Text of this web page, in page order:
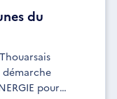
du
démarche
pour